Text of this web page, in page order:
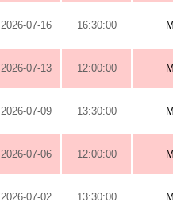
2026-07-16 16:30:00
2026-07-13 12:00:00
2026-07-09 13:30:00
2026-07-06 12:00:00
2026-07-02 13:30:00